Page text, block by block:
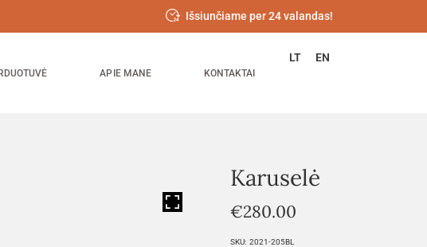
Išsiunčiame per 24 valandas!
APIE MANE KONTAKTAI
LT EN
Karuselė
€280.00
SKU: 2021-205BL